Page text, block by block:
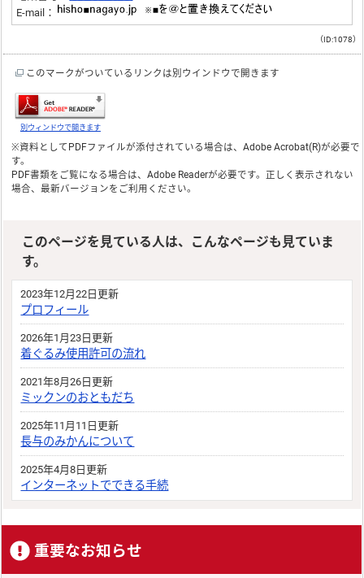
E-mail：
（ID:1078）
このマークがついているリンクは別ウインドウで開きます
別ウィンドウで開きます
※資料としてPDFファイルが添付されている場合は、Adobe Acrobat(R)が必要で
す。
PDF書類をご覧になる場合は、Adobe Readerが必要です。正しく表示されない
場合、最新バージョンをご利用ください。
このページを見ている人は、こんなページも見ていま
す。
2023年12月22日更新
プロフィール
2026年1月23日更新
着ぐるみ使用許可の流れ
2021年8月26日更新
ミックンのおともだち
2025年11月11日更新
長与のみかんについて
2025年4月8日更新
インターネットでできる手続
重要なお知らせ